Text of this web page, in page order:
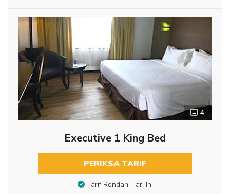
4
Executive 1 King Bed
PERIKSA TARIF
Tarif Rendah Hari Ini